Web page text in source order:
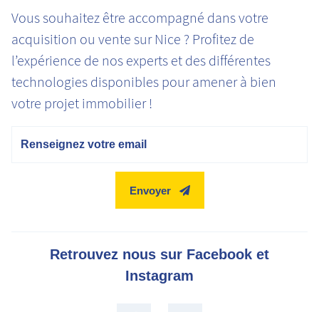
Vous souhaitez être accompagné dans votre
acquisition ou vente sur Nice ? Profitez de
l’expérience de nos experts et des différentes
technologies disponibles pour amener à bien
votre projet immobilier !
Envoyer
Retrouvez nous sur Facebook et
Instagram